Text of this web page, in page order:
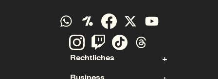
Rechtliches